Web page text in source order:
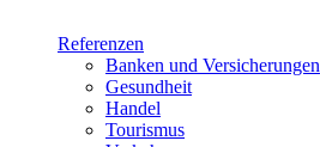
Referenzen
Banken und Versicherungen
Gesundheit
Handel
Tourismus